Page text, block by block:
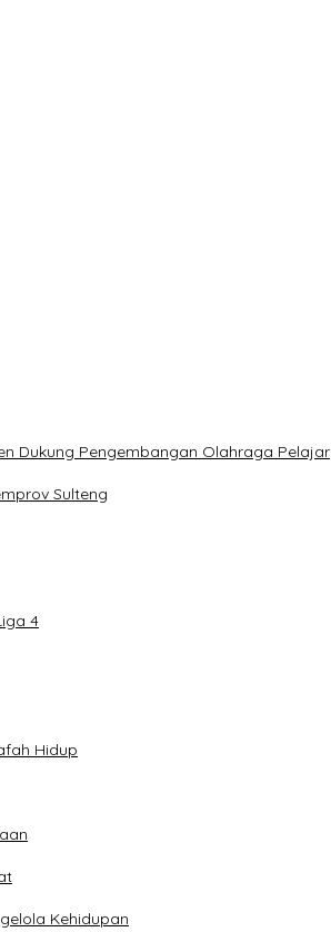
Dukung Pengembangan Olahraga Pelajar
Sulteng
4
Hidup
Kehidupan